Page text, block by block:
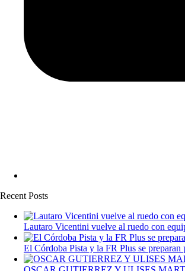
Recent Posts
Lautaro Vicentini vuelve al ruedo con
El Córdoba Pista y la FR Plus se